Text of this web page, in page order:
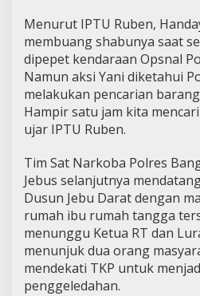
Menurut IPTU Ruben,
membuang shabunya saat
dipepet kendaraan Opsnal
Namun aksi Yani diketahui
melakukan pencarian
Hampir satu jam kita
ujar IPTU Ruben.
Tim Sat Narkoba Polres
Jebus selanjutnya
Dusun Jebu Darat dengan
rumah ibu rumah tangga
menunggu Ketua RT dan
menunjuk dua orang
mendekati TKP untuk
penggeledahan.